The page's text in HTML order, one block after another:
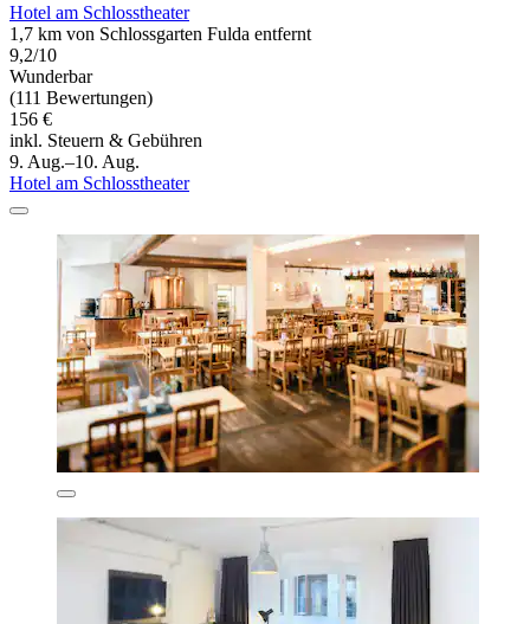
Hotel am Schlosstheater
1,7 km von Schlossgarten Fulda entfernt
9,2/10
Wunderbar
(111 Bewertungen)
156 €
inkl. Steuern & Gebühren
9. Aug.–10. Aug.
Hotel am Schlosstheater